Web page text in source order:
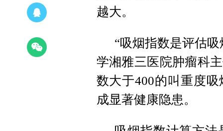
越大。
“吸烟指数是评估
学湘雅三医院肿瘤科
数大于400的叫重度
成显著健康隐患。